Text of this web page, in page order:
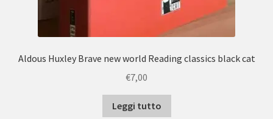
Aldous Huxley Brave new world Reading classics black cat
€7,00
Leggi tutto